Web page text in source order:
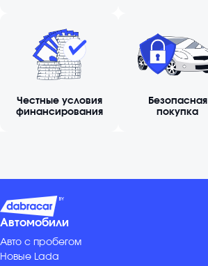
Честные условия
финансирования
Безопасная
покупка
Автомобили
Авто с пробегом
Новые Lada